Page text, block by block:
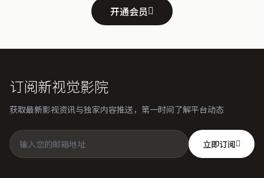
开通会员
订阅新视觉影院
获取最新影视资讯与独家内容推送，第一时间了解平台动态
立即订阅